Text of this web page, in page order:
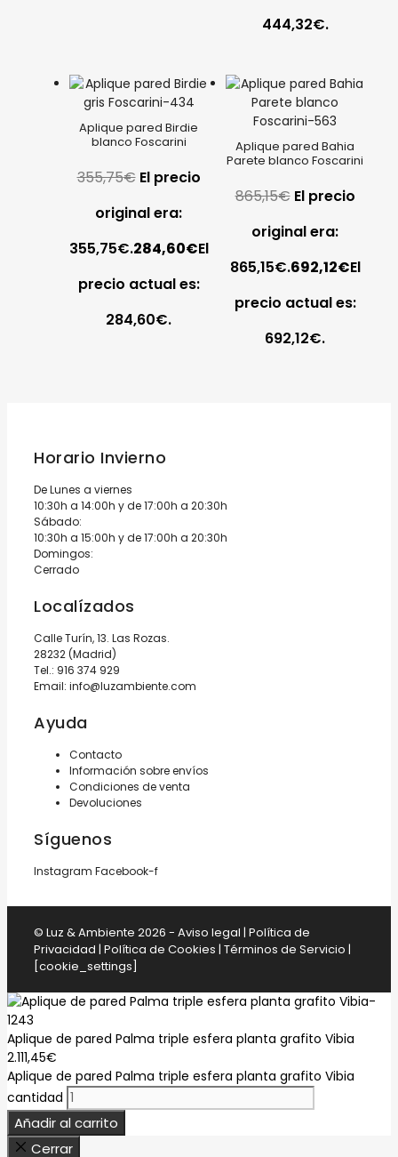
444,32€.
Aplique pared Birdie
blanco Foscarini
355,75€ El precio
original era:
355,75€.284,60€El
precio actual es:
284,60€.
Aplique pared Bahia
Parete blanco Foscarini
865,15€ El precio
original era:
865,15€.692,12€El
precio actual es:
692,12€.
Horario Invierno
De Lunes a viernes
10:30h a 14:00h y de 17:00h a 20:30h
Sábado:
10:30h a 15:00h y de 17:00h a 20:30h
Domingos:
Cerrado
Localízados
Calle Turín, 13. Las Rozas.
28232 (Madrid)
Tel.: 916 374 929
Email: info@luzambiente.com
Ayuda
Contacto
Información sobre envíos
Condiciones de venta
Devoluciones
Síguenos
Instagram Facebook-f
© Luz & Ambiente 2026 - Aviso legal | Política de
Privacidad | Política de Cookies | Términos de Servicio |
[cookie_settings]
Aplique de pared Palma triple esfera planta grafito Vibia
2.111,45€
Aplique de pared Palma triple esfera planta grafito Vibia
cantidad
Añadir al carrito
Cerrar